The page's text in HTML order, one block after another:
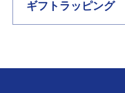
ギフトラッピング